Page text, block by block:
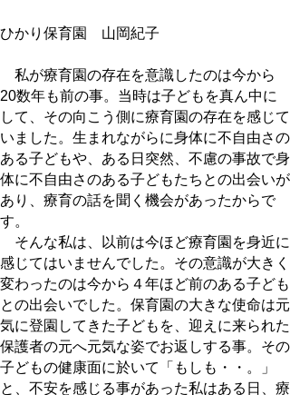
ひかり保育園 山岡紀子
私が療育園の存在を意識したのは今から
20数年も前の事。当時は子どもを真ん中に
して、その向こう側に療育園の存在を感じて
いました。生まれながらに身体に不自由さの
ある子どもや、ある日突然、不慮の事故で身
体に不自由さのある子どもたちとの出会いが
あり、療育の話を聞く機会があったからで
す。
そんな私は、以前は今ほど療育園を身近に
感じてはいませんでした。その意識が大きく
変わったのは今から４年ほど前のある子ども
との出会いでした。保育園の大きな使命は元
気に登園してきた子どもを、迎えに来られた
保護者の元へ元気な姿でお返しする事。その
子どもの健康面に於いて「もしも・・。」
と、不安を感じる事があった私はある日、療